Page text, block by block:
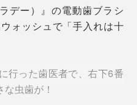
です。
あれば、ノズルから噴き出
狙って、ジェット洗浄。
ノズル」、右は「標準ノズル」
デー）』の電動歯ブラシ
ォッシュで「手入れは十
行った歯医者で、右下6番
虫歯が！